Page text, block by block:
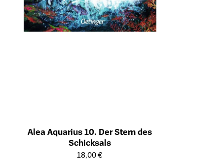
Alea Aquarius 10. Der Stern des
Schicksals
Öffnet die Detailseite des Produkts
18,00 €